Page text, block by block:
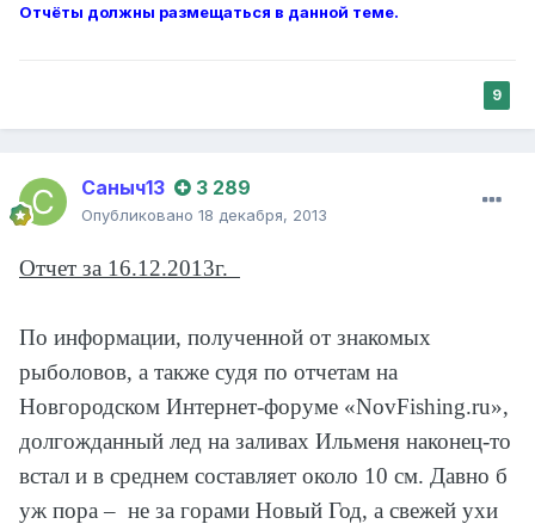
Отчёты должны размещаться в данной теме.
9
Саныч13 3 289
Опубликовано 18 декабря, 2013
Отчет за 16.12.2013г.
По информации, полученной от знакомых
рыболовов, а также судя по отчетам на
Новгородском Интернет-форуме «NovFishing.ru»,
долгожданный лед на заливах Ильменя наконец-то
встал и в среднем составляет около 10 см. Давно б
уж пора – не за горами Новый Год, а свежей ухи